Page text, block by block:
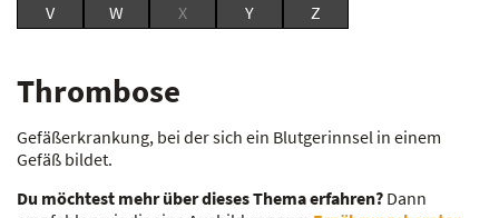
V
W X Y Z
Thrombose
Gefäßerkrankung, bei der sich ein Blutgerinnsel in einem
Gefäß bildet.
Du möchtest mehr über dieses Thema erfahren? Dann